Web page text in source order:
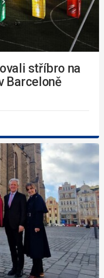
stříbro na
Barceloně